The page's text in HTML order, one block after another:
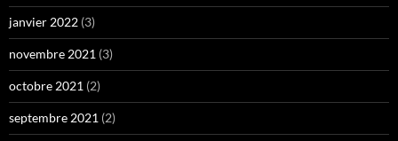
janvier 2022 (3)
novembre 2021 (3)
octobre 2021 (2)
septembre 2021 (2)